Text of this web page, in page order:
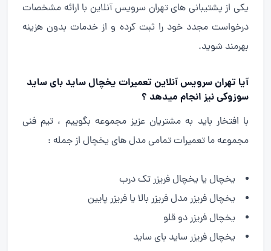
یکی از پشتیبانی های تهران سرویس آنلاین با ارائه مشخصات
درخواست مجدد خود را ثبت کرده و از خدمات بدون هزینه
بهرمند شوید.
آیا تهران سرویس آنلاین تعمیرات یخچال ساید بای ساید
سوزوکی نیز انجام میدهد ؟
با افتخار باید به مشتریان عزیز مجموعه بگوییم ، تیم فنی
مجموعه ما تعمیرات تمامی مدل های یخچال از جمله :
یخچال یا یخچال فریزر تک درب
یخچال فریزر مدل فریزر بالا یا فریزر پایین
یخچال فریزر دو قلو
یخچال فریزر ساید بای ساید